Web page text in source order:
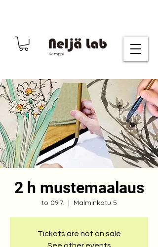
Kamppi
2 h mustemaalaus
to 09.7.
  |
Malminkatu 5
Tickets are not on sale
See other events